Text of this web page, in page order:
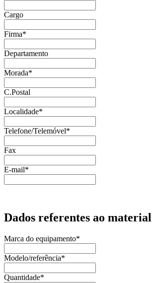
Cargo
Firma*
Departamento
Morada*
C.Postal
Localidade*
Telefone/Telemóvel*
Fax
E-mail*
Dados referentes ao material
Marca do equipamento*
Modelo/referência*
Quantidade*